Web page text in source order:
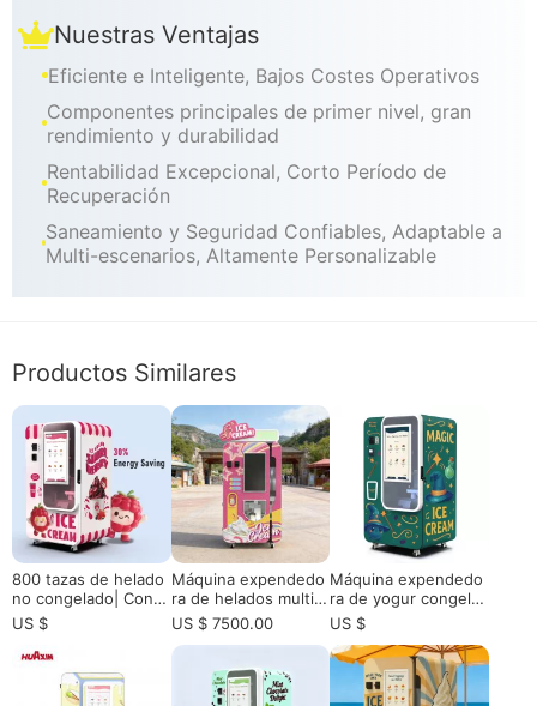
Con una huella compacta de 0,91 m2 y una pantalla i
a los operadores globales un motor de ganancias aut
ónomo 24 / 7 que ofrece un ROI comprobado en solo
3 a 4 meses.
Nuestras Ventajas
Eficiente e Inteligente, Bajos Costes Operativos
Componentes principales de primer nivel, gran
rendimiento y durabilidad
Rentabilidad Excepcional, Corto Período de
Recuperación
Saneamiento y Seguridad Confiables, Adaptable a
Multi-escenarios, Altamente Personalizable
Productos Similares
800 tazas de helado
no congelado| Contr
ol de nube
US $
Máquina expendedo
ra de helados multi-s
abor para uso exteri
or e interior| Máquin
a expendedora de p
ostre de alta capacid
US $ 7500.00
Máquina expendedo
ra de yogur congela
do comercial con dis
pensación automátic
a| 15 segundos de pr
oducción| Monitoriza
ción remota
US $